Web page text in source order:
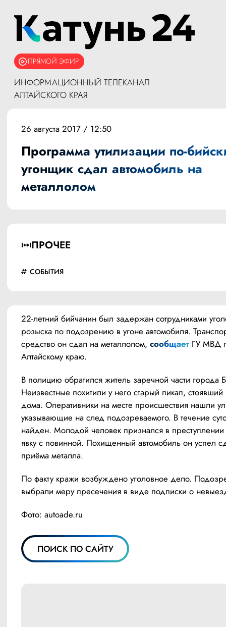
ПРЯМОЙ ЭФИР
ИНФОРМАЦИОННЫЙ ТЕЛЕКАНАЛ
АЛТАЙСКОГО КРАЯ
ПРОЧЕЕ
СОБЫТИЯ
26 августа 2017 / 12:50
Программа утилизации по-
угонщик сдал автомобиль на
металлолом
22-летний бийчанин был задержан сотрудниками
розыска по подозрению в угоне автомобиля.
средство он сдал на металлолом, сообщает ГУ МВД
Алтайскому краю.
В полицию обратился житель заречной части города
Неизвестные похитили у него старый пикап, стоявший
дома. Оперативники на месте происшествия нашли
указывающие на след подозреваемого. В течение
найден. Молодой человек признался в
явку с повинной. Похищенный автомобиль он успел
приёма металла.
По факту кражи возбуждено уголовное дело.
выбрали меру пресечения в виде подписки о
Фото: autoade.ru
ПОИСК ПО САЙТУ